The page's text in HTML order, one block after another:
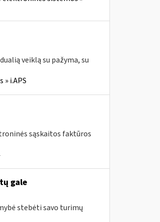
veiklą su pažyma, su
i.APS
sąskaitos faktūros
gale
stebėti savo turimų